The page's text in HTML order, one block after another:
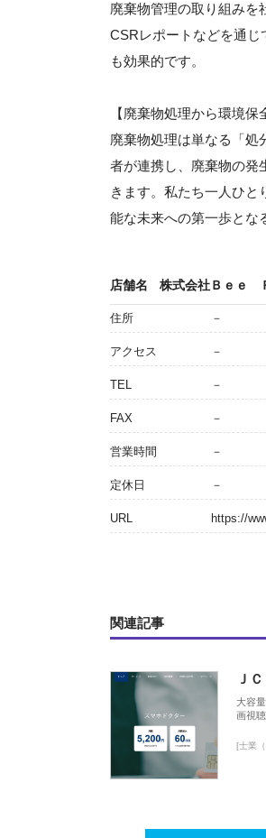
廃棄物管理の取り組みを
CSRレポートなどを通じ
も効果的です。
【廃棄物処理から環境保
廃棄物処理は単なる「処
者が連携し、廃棄物の発
きます。私たち一人ひ
能な未来への第一歩とな
店舗名 株式会社Ｂｅｅ
住所 －
アクセス －
TEL －
FAX －
営業時間 －
定休日 －
URL https://
関連記事
Ｊ
大容
画視
[士業